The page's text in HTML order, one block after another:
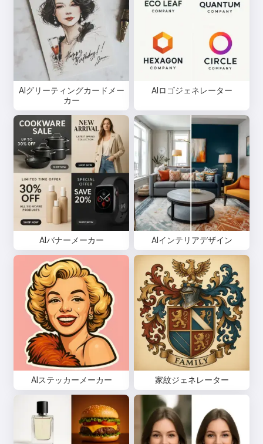
AIグリーティングカードメー
カー
AIロゴジェネレーター
AIバナーメーカー AIインテリアデザイン
AIステッカーメーカー 家紋ジェネレーター